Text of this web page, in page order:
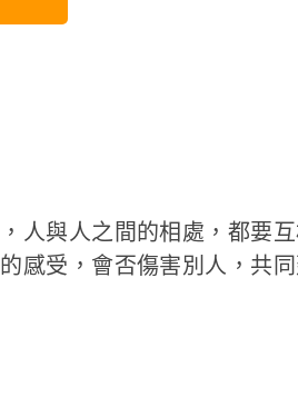
人與人之間的相處，都要
感受，會否傷害別人，共